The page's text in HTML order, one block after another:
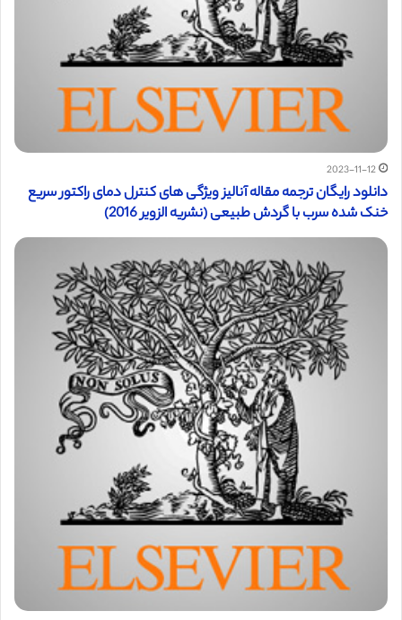
2023-11-12
دانلود رایگان ترجمه مقاله آنالیز ویژگی های کنترل دمای راکتور سریع
خنک شده سرب با گردش طبیعی (نشریه الزویر 2016)